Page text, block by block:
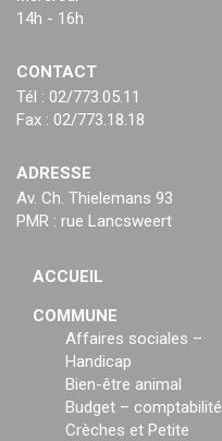
14h - 16h
CONTACT
Tél : 02/773.05.11
Fax : 02/773.18.18
ADRESSE
Av. Ch. Thielemans 93
PMR : rue Lancsweert
ACCUEIL
COMMUNE
Affaires sociales –
Handicap
Bien-être animal
Budget – comptabilité
Crèches et Petite